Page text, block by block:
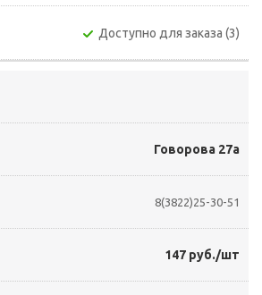
Доступно для заказа (3)
Говорова 27а
8(3822)25-30-51
147 руб./шт